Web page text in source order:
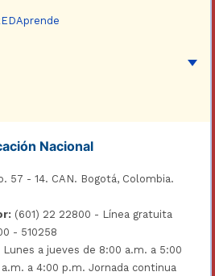
Nacional
57 - 14. CAN. Bogotá, Colombia.
(601) 22 22800 - Línea gratuita
- 510258
Lunes a jueves de 8:00 a.m. a 5:00
a 4:00 p.m. Jornada continua